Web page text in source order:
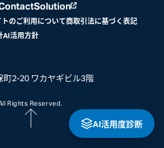
Solution
のご利用について商取引法に基づく表記
AI活用方針
2-20 ワカヤギビル3階
Rights Reserved.
AI活用度診断